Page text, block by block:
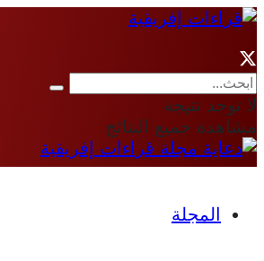
لا توجد نتيجة
مشاهدة جميع النتائج
المجلة